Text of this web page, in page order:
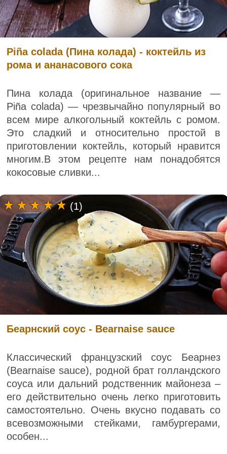
Piña colada (Пина колада) - коктейль из
рома и ананасового сока
Пина колада (оригинальное название —
Piña colada) — чрезвычайно популярный во
всем мире алкогольный коктейль с ромом.
Это сладкий и относительно простой в
приготовлении коктейль, который нравится
многим.В этом рецепте нам понадобятся
кокосовые сливки...
Беарнский соус - Bearnaise sauce
Классический французский соус Беарнез
(Bearnaise sauce), родной брат голландского
соуса или дальний родственник майонеза –
его действительно очень легко приготовить
самостоятельно. Очень вкусно подавать со
всевозможными стейками, гамбургерами,
особен...
(1)